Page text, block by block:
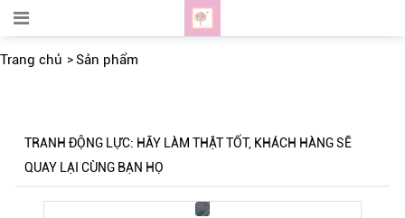
Trang chủ Sản phẩm
TRANH ĐỘNG LỰC: HÃY LÀM THẬT TỐT, KHÁCH HÀNG SẼ
QUAY LẠI CÙNG BẠN HỌ